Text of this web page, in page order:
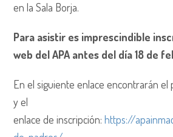
en la Sala Borja.
Para asistir es imprescindible
web del APA antes del día 18 de
En el siguiente enlace encontrarán el
y el
enlace de inscripción:https://